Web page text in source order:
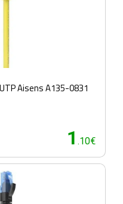
Aisens A135-0831
1 .10€